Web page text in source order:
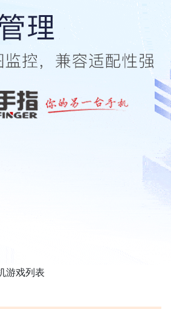
游戏列表